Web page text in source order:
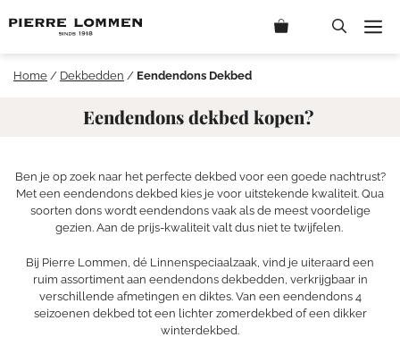
naar
Home / Dekbedden / Eendendons Dekbed
Eendendons dekbed kopen?
Ben je op zoek naar het perfecte dekbed voor een goede nachtrust?
Met een eendendons dekbed kies je voor uitstekende kwaliteit. Qua
soorten dons wordt eendendons vaak als de meest voordelige
gezien. Aan de prijs-kwaliteit valt dus niet te twijfelen.
Bij Pierre Lommen, dé Linnenspeciaalzaak, vind je uiteraard een
ruim assortiment aan eendendons dekbedden, verkrijgbaar in
verschillende afmetingen en diktes. Van een eendendons 4
seizoenen dekbed tot een lichter zomerdekbed of een dikker
winterdekbed.